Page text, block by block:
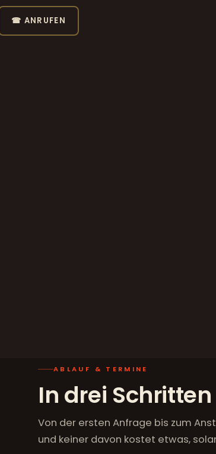
☎ ANRUFEN
ABLAUF & TERMINE
In drei
Von der ersten Anfrage bis zum
und keiner davon kostet etwas,